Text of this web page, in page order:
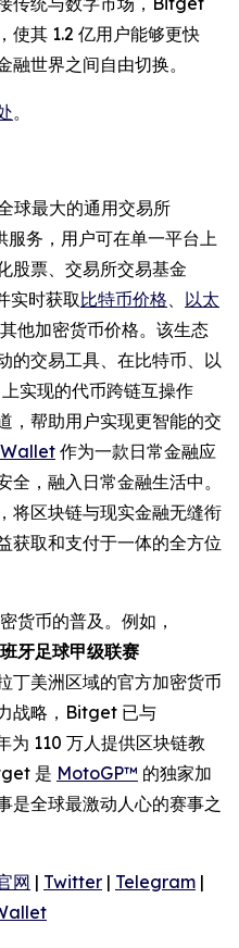
使其 1.2 亿用户能够更快
世界之间自由切换。
。
球最大的通用交易所
服务，用户可在单一平台上
股票、交易所交易基金
实时获取 比特币价格、 以太
他加密货币价格。该生态
的交易工具、在比特币、以
实现的代币跨链互操作
，帮助用户实现更智能的交
作为一款日常金融应
，融入日常金融生活中。
将区块链与现实金融无缝衔
获取和支付于一体的全方位
货币的普及。例如，
牙足球甲级联赛
丁美洲区域的官方加密货币
战略，Bitget 已与
为 110 万人提供区块链教
是 MotoGP™ 的独家加
是全球最激动人心的赛事之
网 | Twitter | Telegram |